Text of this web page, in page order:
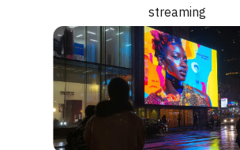
streaming